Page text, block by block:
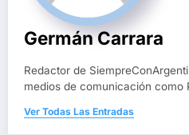
Germán Carrara
Redactor de
medios de comunicación como
Ver Todas Las Entradas